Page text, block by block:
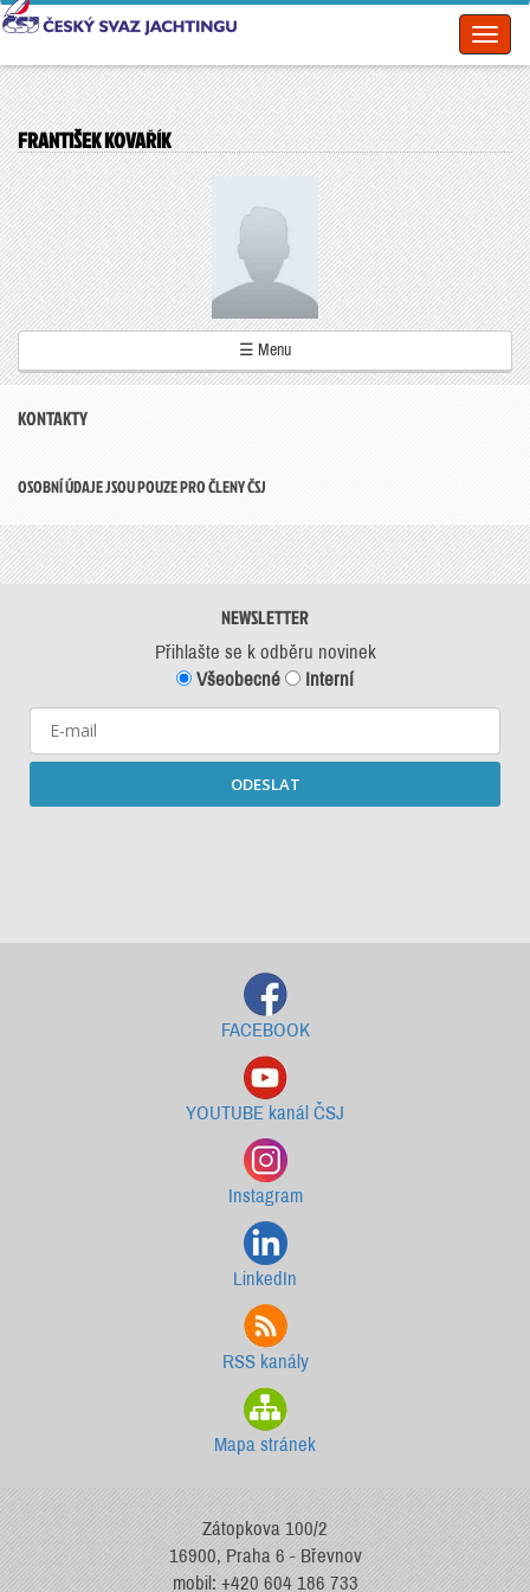
FRANTIŠEK KOVAŘÍK
☰ Menu
KONTAKTY
OSOBNÍ ÚDAJE JSOU POUZE PRO ČLENY ČSJ
NEWSLETTER
Přihlašte se k odběru novinek
Všeobecné
Interní
ODESLAT
FACEBOOK
YOUTUBE kanál ČSJ
Instagram
LinkedIn
RSS kanály
Mapa stránek
Zátopkova 100/2
16900, Praha 6 - Břevnov
mobil: +420 604 186 733